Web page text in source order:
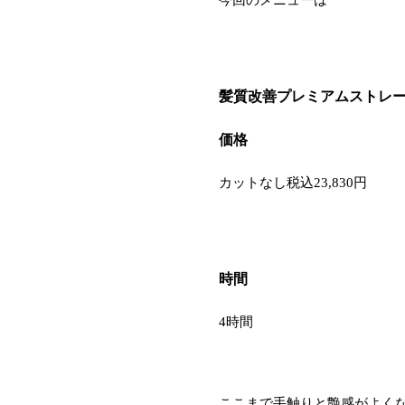
髪質改善プレミアムストレ
価格
カットなし税込23,830円
時間
4時間